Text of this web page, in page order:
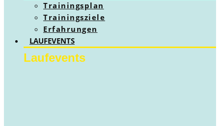
Trainingsplan
Trainingsziele
Erfahrungen
LAUFEVENTS
Laufevents